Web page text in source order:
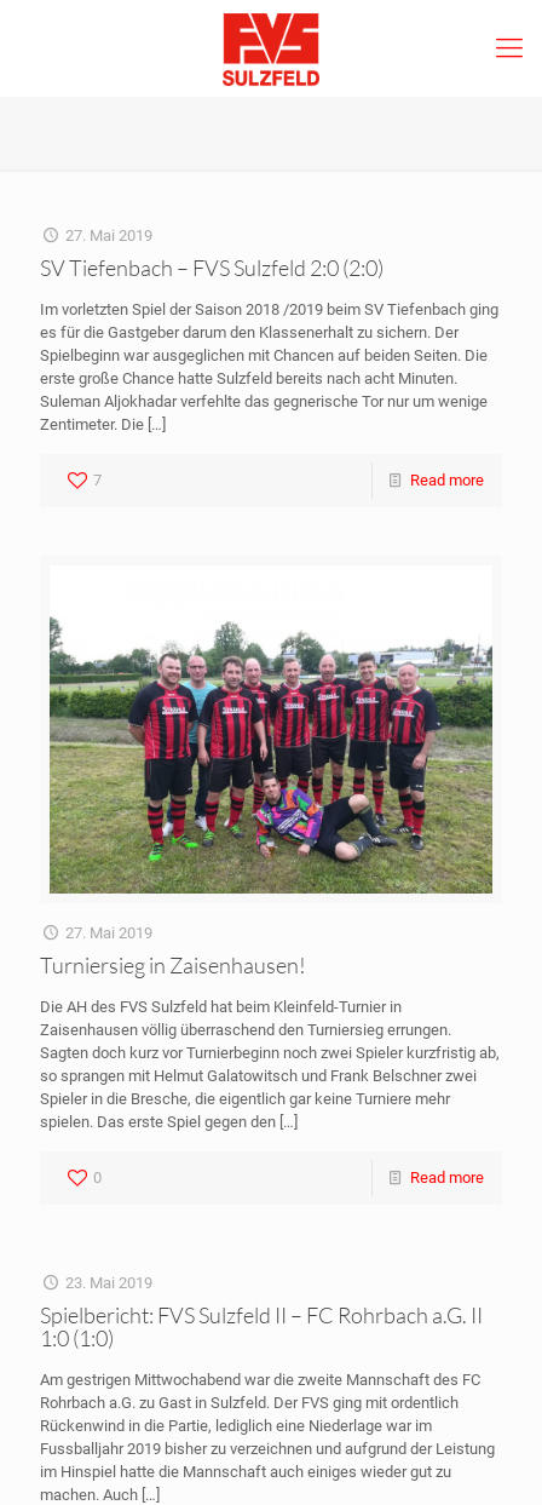
27. Mai 2019
SV Tiefenbach – FVS Sulzfeld 2:0 (2:0)
Im vorletzten Spiel der Saison 2018 /2019 beim SV Tiefenbach ging
es für die Gastgeber darum den Klassenerhalt zu sichern. Der
Spielbeginn war ausgeglichen mit Chancen auf beiden Seiten. Die
erste große Chance hatte Sulzfeld bereits nach acht Minuten.
Suleman Aljokhadar verfehlte das gegnerische Tor nur um wenige
Zentimeter. Die […]
7 Read more
27. Mai 2019
Turniersieg in Zaisenhausen!
Die AH des FVS Sulzfeld hat beim Kleinfeld-Turnier in
Zaisenhausen völlig überraschend den Turniersieg errungen.
Sagten doch kurz vor Turnierbeginn noch zwei Spieler kurzfristig ab,
so sprangen mit Helmut Galatowitsch und Frank Belschner zwei
Spieler in die Bresche, die eigentlich gar keine Turniere mehr
spielen. Das erste Spiel gegen den […]
0 Read more
23. Mai 2019
Spielbericht: FVS Sulzfeld II – FC Rohrbach a.G. II
1:0 (1:0)
Am gestrigen Mittwochabend war die zweite Mannschaft des FC
Rohrbach a.G. zu Gast in Sulzfeld. Der FVS ging mit ordentlich
Rückenwind in die Partie, lediglich eine Niederlage war im
Fussballjahr 2019 bisher zu verzeichnen und aufgrund der Leistung
im Hinspiel hatte die Mannschaft auch einiges wieder gut zu
machen. Auch […]